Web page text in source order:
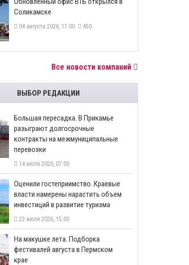
Соликамске
04 августа 2026, 11:00 450
Все новости компаний
ВЫБОР РЕДАКЦИИ
Большая пересадка. В Прикамье
разыграют долгосрочные
контракты на межмуниципальные
перевозки
14 июля 2026, 07:00
Оценили гостеприимство. Краевые
власти намерены нарастить объем
инвестиций в развитие туризма
22 июля 2026, 15:00
На макушке лета. Подборка
фестивалей августа в Пермском
крае